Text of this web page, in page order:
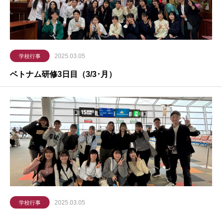
学校行事 2025.03.05
ベトナム研修3日目（3/3･月）
学校行事 2025.03.05